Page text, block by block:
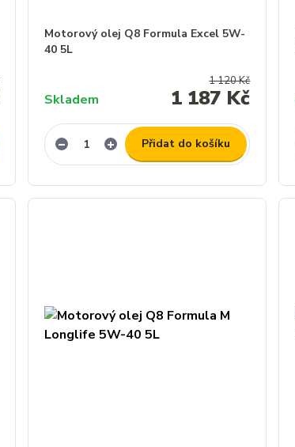
Motorový olej Q8 Formula Excel 5W-
40 5L
1 120 Kč
1 187 Kč
Skladem
Přidat do košíku